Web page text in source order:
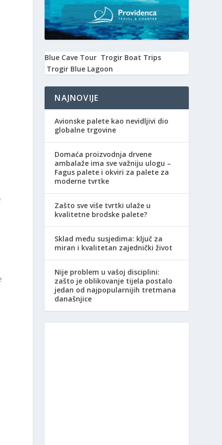
Blue Cave Tour Trogir Boat Trips
Trogir Blue Lagoon
NAJNOVIJE
Avionske palete kao nevidljivi dio
globalne trgovine
Domaća proizvodnja drvene
ambalaže ima sve važniju ulogu –
Fagus palete i okviri za palete za
moderne tvrtke
Zašto sve više tvrtki ulaže u
kvalitetne brodske palete?
Sklad među susjedima: ključ za
miran i kvalitetan zajednički život
Nije problem u vašoj disciplini:
zašto je oblikovanje tijela postalo
jedan od najpopularnijih tretmana
današnjice